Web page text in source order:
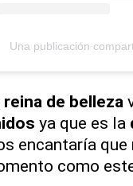
Una publicación
reina de belleza
ya que es la
encantaría
como